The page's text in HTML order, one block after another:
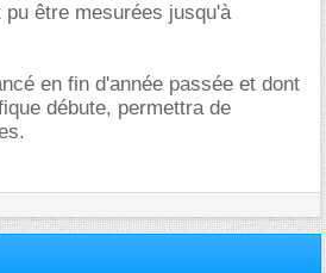
être mesurées jusqu'à
en fin d'année passée et dont
débute, permettra de